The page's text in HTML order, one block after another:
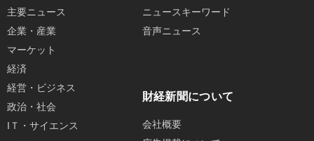
主要ニュース
企業・産業
マーケット
経済
経営・ビジネス
政治・社会
IＴ・サイエンス
ニュースキーワード
音声ニュース
財経新聞について
会社概要